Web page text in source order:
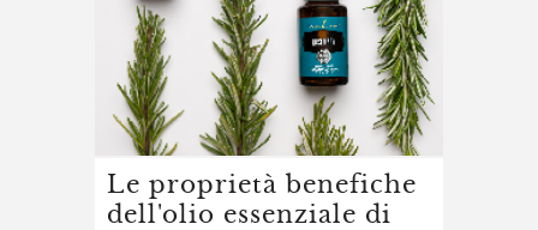
Le proprietà benefiche
dell'olio essenziale di